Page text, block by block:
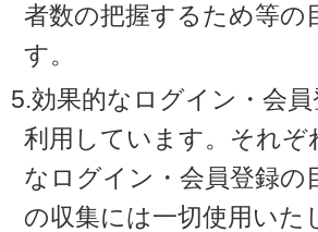
者数の把握するため等の
す。
5.効果的なログイン・会
利用しています。それ
なログイン・会員登録の
の収集には一切使用い